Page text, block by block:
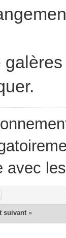
avec
suivant »